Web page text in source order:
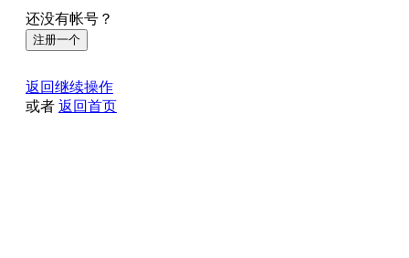
还没有帐号？
注册一个
返回继续操作
或者 返回首页